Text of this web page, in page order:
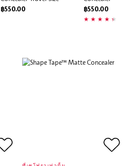
฿550.00 ฿550.00